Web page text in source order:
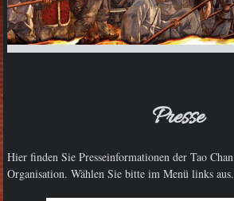
Presse
Hier finden Sie Presseinformationen der Tao
Organisation. Wählen Sie bitte im Menü links aus.